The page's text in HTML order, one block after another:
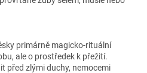
primárně magicko-rituální
ale o prostředek k přežití.
před zlými duchy, nemocemi